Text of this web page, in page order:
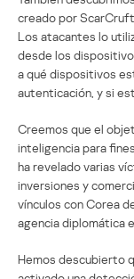
creado por
Los atacantes lo
desde los
a qué dispositivos
autenticación, y si
Creemos que el
inteligencia para
ha revelado varias
inversiones y
vínculos con Corea
agencia diplomática
Hemos descubierto